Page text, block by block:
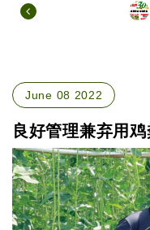
June 08 2022
良好管理兼弃用